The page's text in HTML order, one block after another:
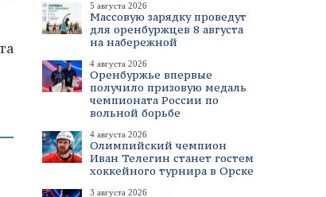
5 августа 2026
Массовую зарядку проведут
для оренбуржцев 8 августа
на набережной
4 августа 2026
Оренбуржье впервые
получило призовую медаль
чемпионата России по
вольной борьбе
4 августа 2026
Олимпийский чемпион
Иван Телегин станет гостем
хоккейного турнира в Орске
3 августа 2026